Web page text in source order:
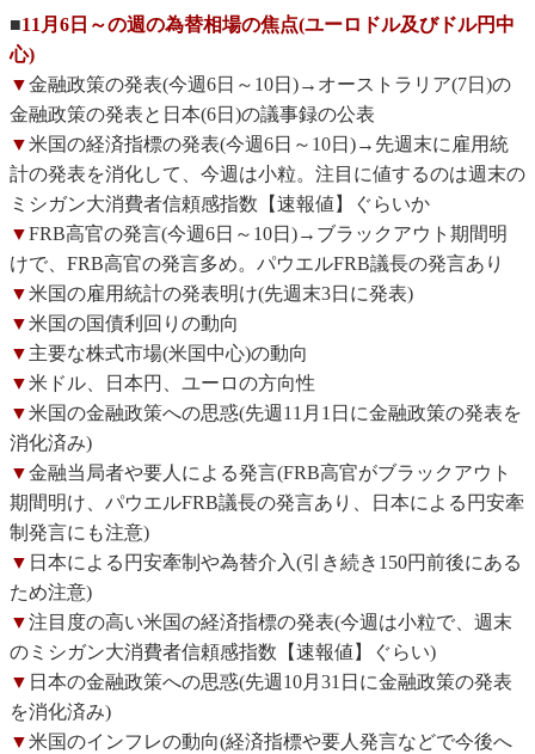
■11月6日～の週の為替相場の焦点(ユーロドル及びドル円中
心)
▼金融政策の発表(今週6日～10日)→オーストラリア(7日)の
金融政策の発表と日本(6日)の議事録の公表
▼米国の経済指標の発表(今週6日～10日)→先週末に雇用統
計の発表を消化して、今週は小粒。注目に値するのは週末の
ミシガン大消費者信頼感指数【速報値】ぐらいか
▼FRB高官の発言(今週6日～10日)→ブラックアウト期間明
けで、FRB高官の発言多め。パウエルFRB議長の発言あり
▼米国の雇用統計の発表明け(先週末3日に発表)
▼米国の国債利回りの動向
▼ 主要な株式市場(米国中心)の動向
▼米ドル、日本円、ユーロの方向性
▼米国の金融政策への思惑(先週11月1日に金融政策の発表を
消化済み)
▼金融当局者や要人による発言(FRB高官がブラックアウト
期間明け、パウエルFRB議長の発言あり、日本による円安牽
制発言にも注意)
▼ 日本による円安牽制や為替介入(引き続き150円前後にある
ため注意)
▼注目度の高い米国の経済指標の発表(今週は小粒で、週末
のミシガン大消費者信頼感指数【速報値】ぐらい)
▼ 日本の金融政策への思惑(先週10月31日に金融政策の発表
を消化済み)
▼米国のインフレの動向(経済指標や要人発言などで今後へ